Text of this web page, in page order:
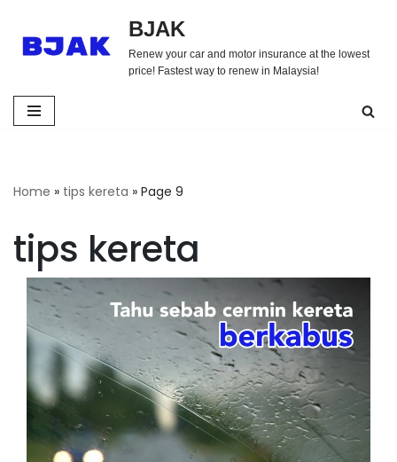
Skip
BJAK
Renew your car and motor insurance at the lowest
price! Fastest way to renew in Malaysia!
Home » tips kereta » Page 9
tips kereta